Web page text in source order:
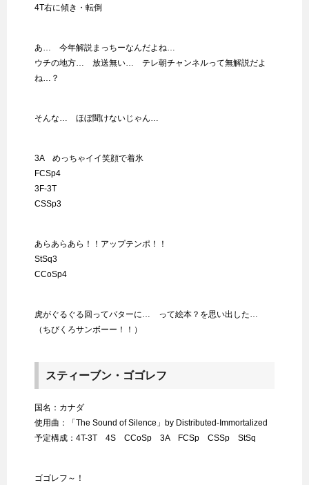
4T右に傾き・転倒
あ… 今年解説まっちーなんだよね…
ウチの地方… 放送無い… テレ朝チャンネルって無解説だよ
ね…？
そんな… ほぼ聞けないじゃん…
3A めっちゃイイ笑顔で着氷
FCSp4
3F-3T
CSSp3
あらあらあら！！アップテンポ！！
StSq3
CCoSp4
虎がぐるぐる回ってバターに… って絵本？を思い出した…
（ちびくろサンボーー！！）
スティーブン・ゴゴレフ
国名：カナダ
使用曲：「The Sound of Silence」by Distributed-Immortalized
予定構成：4T-3T 4S CCoSp 3A FCSp CSSp StSq
ゴゴレフ～！